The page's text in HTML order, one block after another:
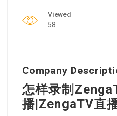
Viewed
58
Company
怎样录制
播|ZengaTV直